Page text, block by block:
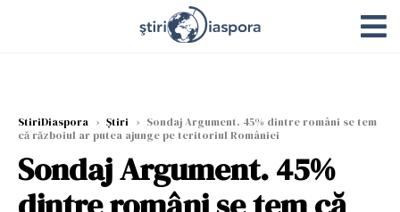
StiriDiaspora › Știri › Sondaj Argument. 45% dintre români se tem
că războiul ar putea ajunge pe teritoriul României
Sondaj Argument. 45%